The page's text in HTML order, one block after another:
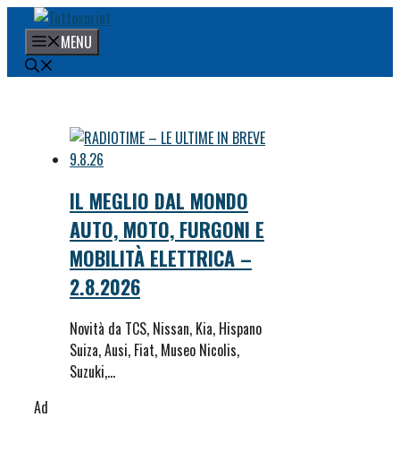
contenuto
MENU
IL MEGLIO DAL MONDO
AUTO, MOTO, FURGONI E
MOBILITÀ ELETTRICA –
2.8.2026
Novità da TCS, Nissan, Kia, Hispano
Suiza, Ausi, Fiat, Museo Nicolis,
Suzuki,…
Ad